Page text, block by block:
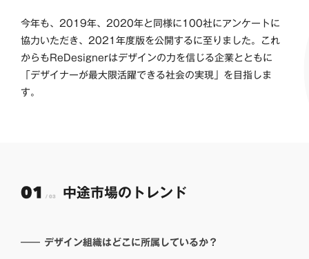
今年も、2019年、2020年と同様に100社にアンケートに
協力いただき、2021年度版を公開するに至りました。これ
からもReDesignerはデザインの力を信じる企業とともに
「デザイナーが最大限活躍できる社会の実現」を目指しま
す。
中途市場のトレンド
―― デザイン組織はどこに所属しているか？